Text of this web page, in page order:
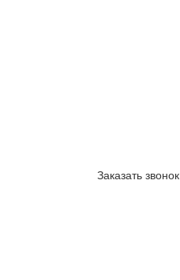
Заказать звонок